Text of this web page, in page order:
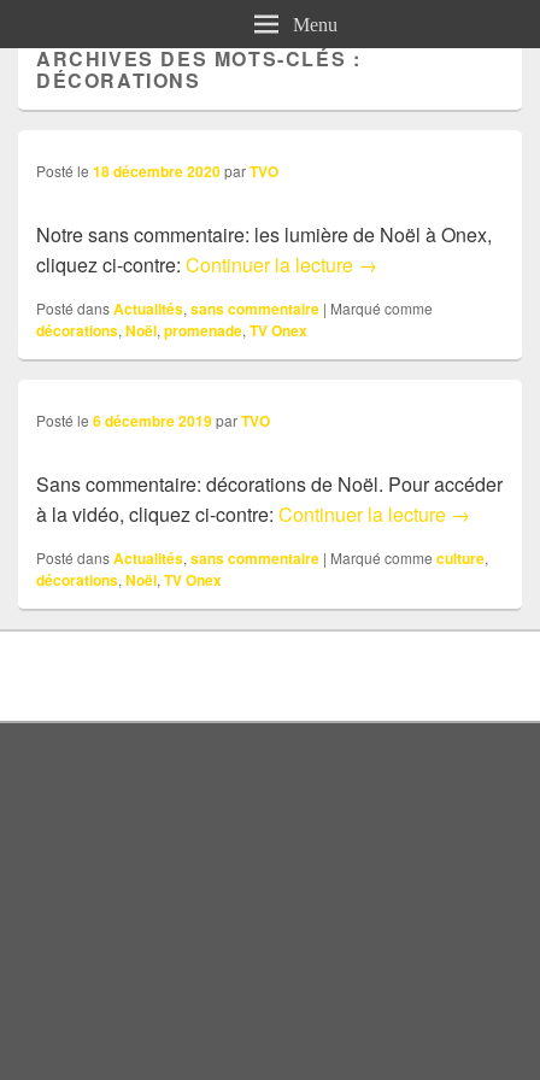
Menu
ARCHIVES DES MOTS-CLÉS :
DÉCORATIONS
Posté le 18 décembre 2020parTVO
Notre sans commentaire: les lumière de Noël à Onex,
cliquez ci-contre: Continuer la lecture Sans commentaire:
→
Posté dansActualités, sans commentaire | Marqué comme
décorations, Noël, promenade, TV Onex
Posté le 6 décembre 2019parTVO
Sans commentaire: décorations de Noël. Pour accéder
à la vidéo, cliquez ci-contre: Continuer la lecture Sans
→
Posté dansActualités, sans commentaire | Marqué comme culture,
décorations, Noël, TV Onex